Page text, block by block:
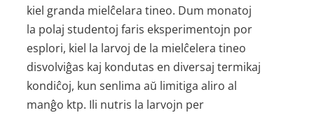
kiel granda mielĉelara tineo. Dum monatoj
la polaj studentoj faris eksperimentojn por
esplori, kiel la larvoj de la mielĉelera tineo
disvolviĝas kaj kondutas en diversaj termikaj
kondiĉoj, kun senlima aŭ limitiga aliro al
manĝo ktp. Ili nutris la larvojn per